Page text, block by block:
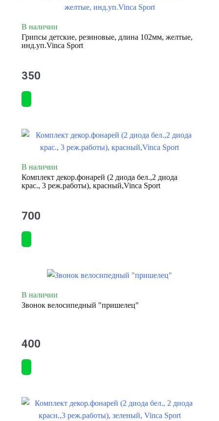
В наличии
Грипсы детские, резиновые, длина 102мм, желтые,
инд.уп.Vinca Sport
350
В наличии
Комплект декор.фонарей (2 диода бел.,2 диода
крас., 3 реж.работы), красный,Vinca Sport
700
В наличии
Звонок велосипедный "пришелец"
400